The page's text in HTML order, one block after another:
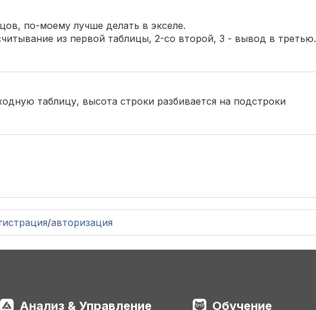
по-моему лучше делать в экселе.
из первой таблицы, 2-со второй, 3 - вывод в третью.
таблицу, высота строки разбивается на подстроки
/авторизация
Анализ & Управление Обучение